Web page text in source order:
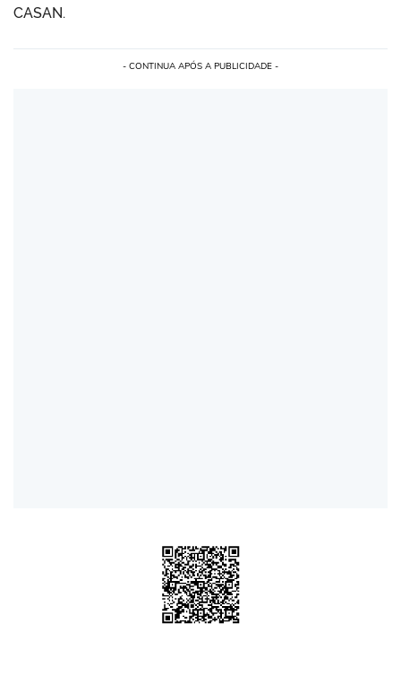
CASAN.
- CONTINUA APÓS A PUBLICIDADE -